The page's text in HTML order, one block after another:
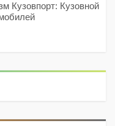
Кузовпорт: Кузовной